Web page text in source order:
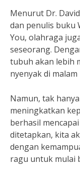
Menurut Dr.
dan penulis buku
You, olahraga
seseorang.
tubuh akan lebih
nyenyak di malam
Namun, tak
meningkatkan
berhasil
ditetapkan, kita
dengan
ragu untuk mulai